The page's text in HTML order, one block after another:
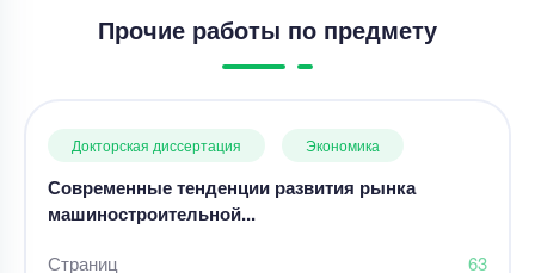
Прочие работы по предмету
Докторская диссертация Экономика
Современные тенденции развития рынка
машиностроительной...
Страниц 63